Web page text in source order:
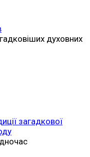
духовних
загадкової